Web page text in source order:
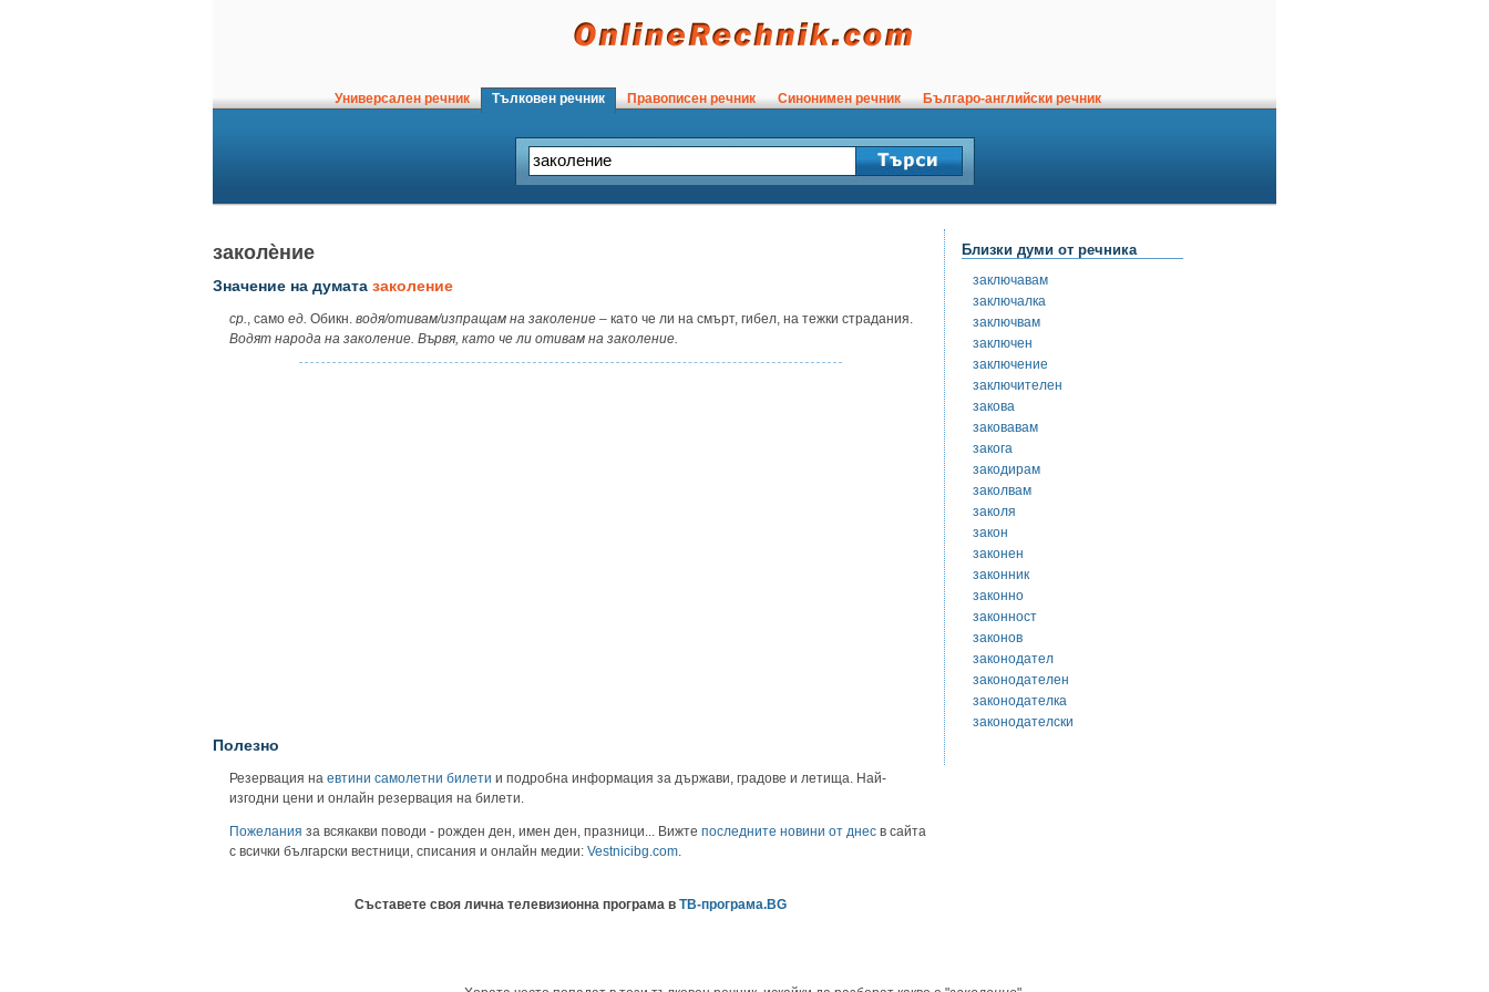
Универсален речник Тълковен речник Правописен речник Синонимен речник Българо-английски речник
заколѐние
Значение на думата заколение
ср., само ед. Обикн. водя/отивам/изпращам на заколение – като че ли на смърт, гибел, на тежки страдания.
Водят народа на заколение. Вървя, като че ли отивам на заколение.
Полезно
Резервация на евтини самолетни билети и подробна информация за държави, градове и летища. Най-
изгодни цени и онлайн резервация на билети.
Пожелания за всякакви поводи - рожден ден, имен ден, празници... Вижте последните новини от днес в сайта
с всички български вестници, списания и онлайн медии: Vestnicibg.com
Съставете своя лична телевизионна програма в ТВ-програма.BG
Близки думи от речника
заключавам
заключалка
заключвам
заключен
заключение
заключителен
закова
заковавам
закога
закодирам
заколвам
заколя
закон
законен
законник
законно
законност
законов
законодател
законодателен
законодателка
законодателски